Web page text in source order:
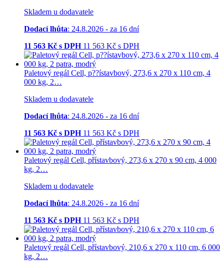
Skladem u dodavatele
Dodací lhůta: 24.8.2026 - za 16 dní
11 563 Kč s DPH 11 563 Kč s DPH
Paletový regál Cell, p??ístavbový, 273,6 x 270 x 110 cm, 4
000 kg, 2…
Skladem u dodavatele
Dodací lhůta: 24.8.2026 - za 16 dní
11 563 Kč s DPH 11 563 Kč s DPH
Paletový regál Cell, přístavbový, 273,6 x 270 x 90 cm, 4 000
kg, 2…
Skladem u dodavatele
Dodací lhůta: 24.8.2026 - za 16 dní
11 563 Kč s DPH 11 563 Kč s DPH
Paletový regál Cell, přístavbový, 210,6 x 270 x 110 cm, 6 000
kg, 2…